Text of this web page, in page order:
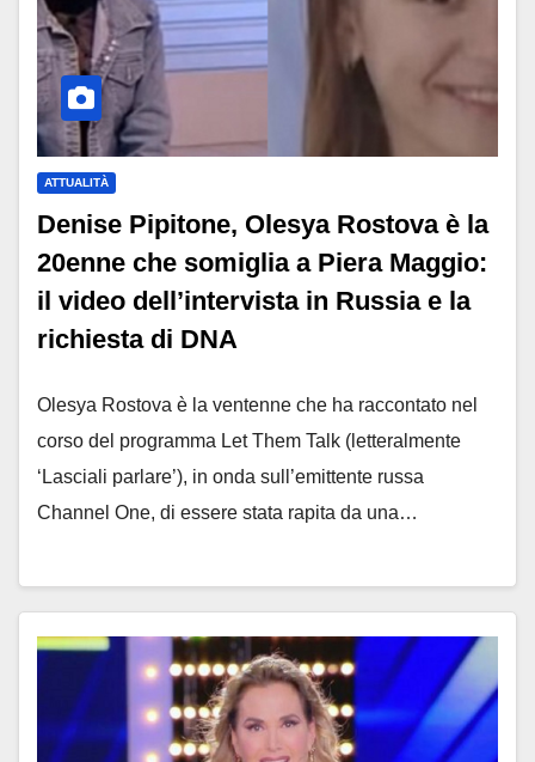
ATTUALITÀ
Denise Pipitone, Olesya Rostova è la
20enne che somiglia a Piera Maggio:
il video dell’intervista in Russia e la
richiesta di DNA
Olesya Rostova è la ventenne che ha raccontato nel
corso del programma Let Them Talk (letteralmente
‘Lasciali parlare’), in onda sull’emittente russa
Channel One, di essere stata rapita da una…